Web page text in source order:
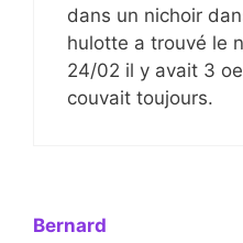
dans un nichoir
hulotte a trouvé le
24/02 il y avait 3
couvait toujours.
Bernard